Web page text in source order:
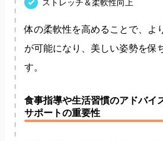
ストレッチ＆柔軟性向上
体の柔軟性を高めることで、よ
が可能になり、美しい姿勢を保
す。
食事指導や生活習慣のアドバイ
サポートの重要性